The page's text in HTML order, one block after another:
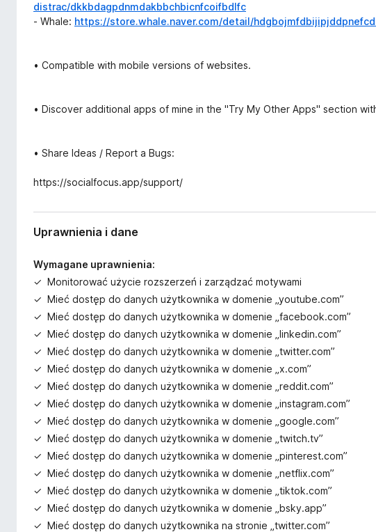
distrac/dkkbdagpdnmdakbbchbicnfcoifbdlfc
- Whale: https://store.whale.naver.com/detail/
• Compatible with mobile versions of websites.
• Discover additional apps of mine in the "Try My Other Apps" section
• Share Ideas / Report a Bugs:
https://socialfocus.app/support/
Uprawnienia i dane
Wymagane uprawnienia:
Monitorować użycie rozszerzeń i zarządzać motywami
Mieć dostęp do danych użytkownika w domenie „youtube.com”
Mieć dostęp do danych użytkownika w domenie „facebook.com”
Mieć dostęp do danych użytkownika w domenie „linkedin.com”
Mieć dostęp do danych użytkownika w domenie „twitter.com”
Mieć dostęp do danych użytkownika w domenie „x.com”
Mieć dostęp do danych użytkownika w domenie „reddit.com”
Mieć dostęp do danych użytkownika w domenie „instagram.com”
Mieć dostęp do danych użytkownika w domenie „google.com”
Mieć dostęp do danych użytkownika w domenie „twitch.tv”
Mieć dostęp do danych użytkownika w domenie „pinterest.com”
Mieć dostęp do danych użytkownika w domenie „netflix.com”
Mieć dostęp do danych użytkownika w domenie „tiktok.com”
Mieć dostęp do danych użytkownika w domenie „bsky.app”
Mieć dostęp do danych użytkownika na stronie „twitter.com”